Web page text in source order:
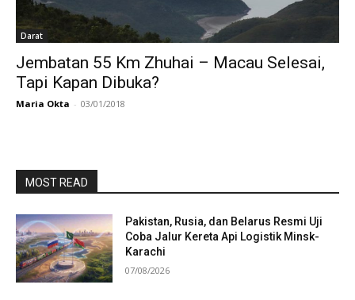
Darat
Jembatan 55 Km Zhuhai – Macau Selesai,
Tapi Kapan Dibuka?
Maria Okta - 03/01/2018
MOST READ
Pakistan, Rusia, dan Belarus Resmi Uji
Coba Jalur Kereta Api Logistik Minsk-
Karachi
07/08/2026